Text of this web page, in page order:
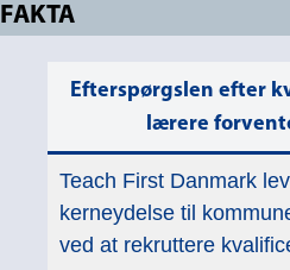
FAKTA
Efterspørgslen efter
lærere
Teach First Danmark
kerneydelse til
ved at rekruttere